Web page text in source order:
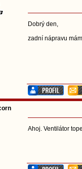
Dobrý den,
zadní nápravu
Ahoj. Ventilátor